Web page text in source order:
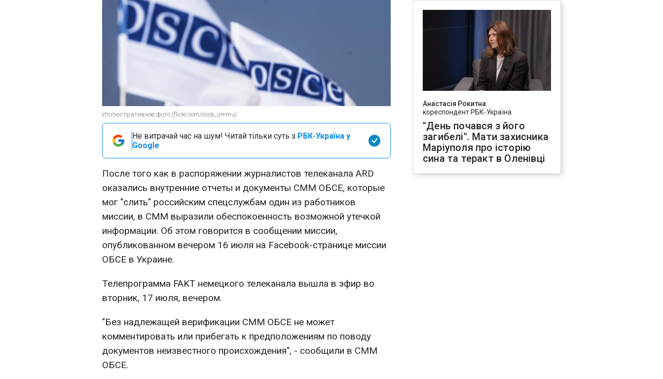
Иллюстративное фото (flickr.com/osce_smmu)
Не витрачай час на шум! Читай тільки суть з РБК-Україна у
Google
После того как в распоряжении журналистов телеканала ARD
оказались внутренние отчеты и документы СММ ОБСЕ, которые
мог "слить" российским спецслужбам один из работников
миссии, в СММ выразили обеспокоенность возможной утечкой
информации. Об этом говорится в сообщении миссии,
опубликованном вечером 16 июля на Facebook-странице миссии
ОБСЕ в Украине.
Телепрограмма FAKT немецкого телеканала вышла в эфир во
вторник, 17 июля, вечером.
"Без надлежащей верификации СММ ОБСЕ не может
комментировать или прибегать к предположениям по поводу
документов неизвестного происхождения", - сообщили в СММ
ОБСЕ.
Анастасія Рокитна
кореспондент РБК-Україна
"День почався з його
загибелі". Мати захисника
Маріуполя про історію
сина та теракт в Оленівці